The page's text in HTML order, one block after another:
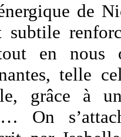
de
subtile
en nous
telle
grâce à
On